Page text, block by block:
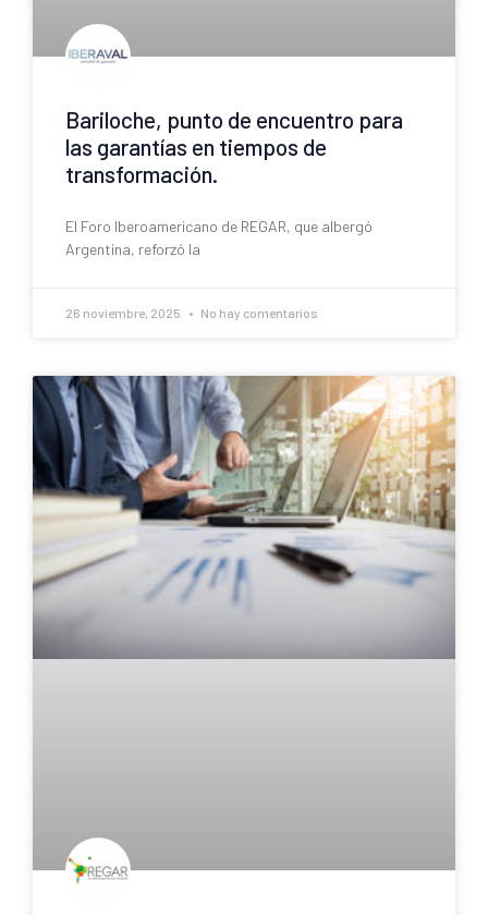
Bariloche, punto de encuentro para
las garantías en tiempos de
transformación.
El Foro Iberoamericano de REGAR, que albergó
Argentina, reforzó la
26 noviembre, 2025 No hay comentarios
BLOG